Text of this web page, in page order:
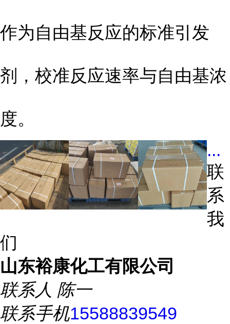
作为自由基反应的标准引发
剂，校准反应速率与自由基浓
度。
...
联
系
我
们
山东裕康化工有限公司
联系人 陈一
联系手机15588839549